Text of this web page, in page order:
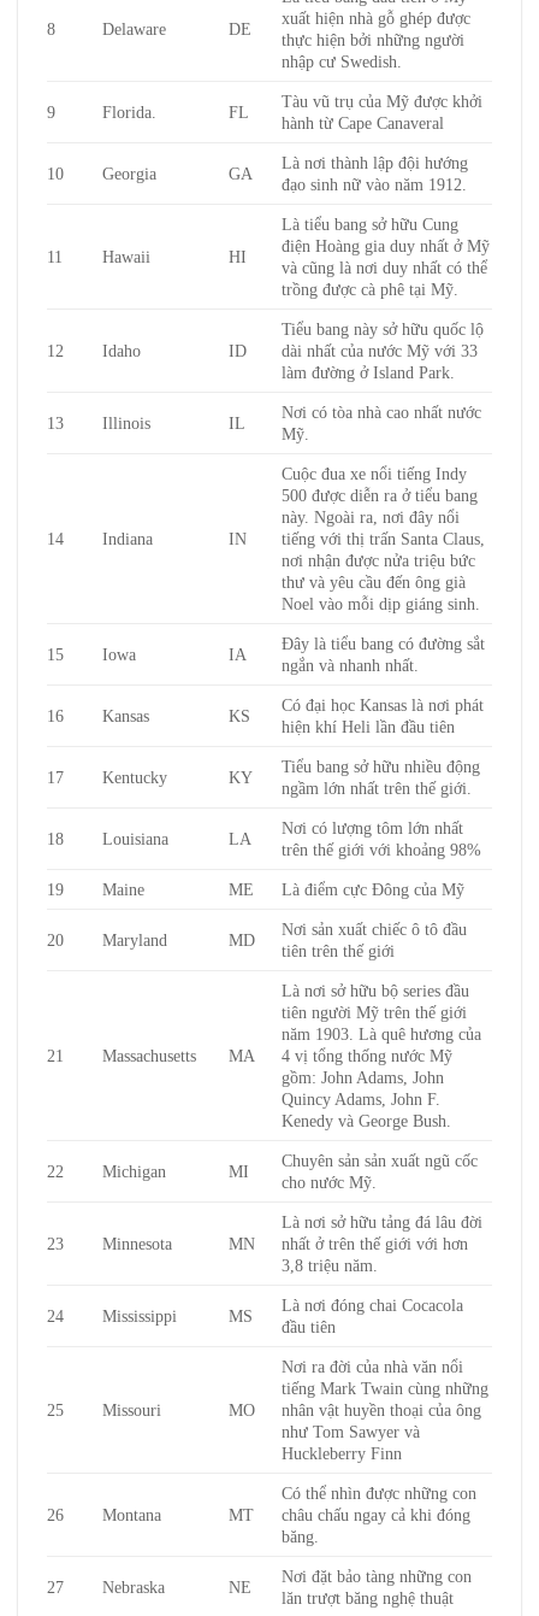
8 Delaware DE
xuất hiện nhà gỗ ghép được
thực hiện bởi những người
nhập cư Swedish.
9 Florida. FL
Tàu vũ trụ của Mỹ được khởi
hành từ Cape Canaveral
10 Georgia GA
Là nơi thành lập đội hướng
đạo sinh nữ vào năm 1912.
11 Hawaii HI
Là tiểu bang sở hữu Cung
điện Hoàng gia duy nhất ở Mỹ
và cũng là nơi duy nhất có thể
trồng được cà phê tại Mỹ.
12 Idaho ID
Tiểu bang này sở hữu quốc lộ
dài nhất của nước Mỹ với 33
làm đường ở Island Park.
13 Illinois IL
Nơi có tòa nhà cao nhất nước
Mỹ.
14 Indiana IN
Cuộc đua xe nổi tiếng Indy
500 được diễn ra ở tiểu bang
này. Ngoài ra, nơi đây nổi
tiếng với thị trấn Santa Claus,
nơi nhận được nửa triệu bức
thư và yêu cầu đến ông già
Noel vào mỗi dịp giáng sinh.
15 Iowa IA
Đây là tiểu bang có đường sắt
ngắn và nhanh nhất.
16 Kansas KS
Có đại học Kansas là nơi phát
hiện khí Heli lần đầu tiên
17 Kentucky KY
Tiểu bang sở hữu nhiều động
ngầm lớn nhất trên thế giới.
18 Louisiana LA
Nơi có lượng tôm lớn nhất
trên thế giới với khoảng 98%
19 Maine ME Là điểm cực Đông của Mỹ
20 Maryland MD
Nơi sản xuất chiếc ô tô đầu
tiên trên thế giới
21 Massachusetts MA
Là nơi sở hữu bộ series đầu
tiên người Mỹ trên thế giới
năm 1903. Là quê hương của
4 vị tổng thống nước Mỹ
gồm: John Adams, John
Quincy Adams, John F.
Kenedy và George Bush.
22 Michigan MI
Chuyên sản sản xuất ngũ cốc
cho nước Mỹ.
23 Minnesota MN
Là nơi sở hữu tảng đá lâu đời
nhất ở trên thế giới với hơn
3,8 triệu năm.
24 Mississippi MS
Là nơi đóng chai Cocacola
đầu tiên
25 Missouri MO
Nơi ra đời của nhà văn nổi
tiếng Mark Twain cùng những
nhân vật huyền thoại của ông
như Tom Sawyer và
Huckleberry Finn
26 Montana MT
Có thể nhìn được những con
châu chấu ngay cả khi đóng
băng.
27 Nebraska NE
Nơi đặt bảo tàng những con
lăn trượt băng nghệ thuật